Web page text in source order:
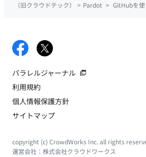
（旧クラウドテック）
> Pardot > GitHubを使
パラレルジャーナル
利用規約
個人情報保護方針
サイトマップ
copyright (c) CrowdWorks Inc. all rights
運営会社： 株式会社クラウドワークス